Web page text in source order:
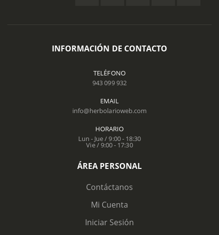
INFORMACIÓN DE CONTACTO
TELÉFONO
943 099 932
EMAIL
info@herbolarioweb.com
HORARIO
Lun - Jue / 9:00 - 18:30
Vie / 9:00 - 17:30
ÁREA PERSONAL
Contáctanos
Mi Cuenta
Iniciar Sesión